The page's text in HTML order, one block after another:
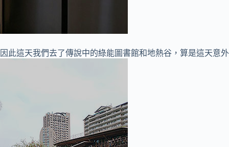
因此這天我們去了傳說中的綠能圖書館和地熱谷，算是這天意